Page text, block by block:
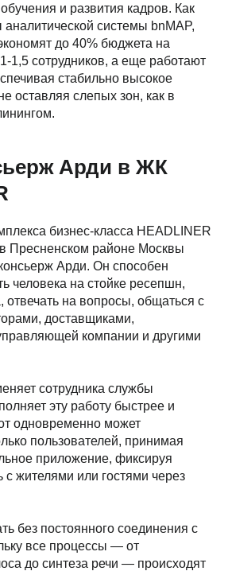
и развития кадров. Как
аналитической системы bnMAP,
до 40% бюджета на
1,5 сотрудников, а еще работают
стабильно высокое
оставляя слепых зон, как в
Арди в ЖК
бизнес-класса HEADLINER
Пресненском районе Москвы
Арди. Он способен
человека на стойке ресепшн,
отвечать на вопросы, общаться с
доставщиками,
компании и другими
сотрудника службы
эту работу быстрее и
одновременно может
пользователей, принимая
приложение, фиксируя
жителями или гостями через
без постоянного соединения с
все процессы — от
до синтеза речи — происходят